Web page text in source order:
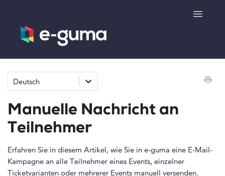
Toggle
Allgemeines
Ticketsystem
Produktshop
Deutsch
Manuelle Nachricht an
Teilnehmer
Erfahren Sie in diesem Artikel, wie Sie in e-guma eine E-Mail-
Kampagne an alle Teilnehmer eines Events, einzelner
Ticketvarianten oder mehrerer Events manuell versenden.